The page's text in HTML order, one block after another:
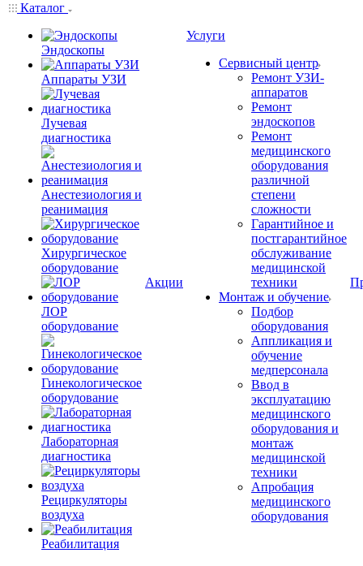
Каталог
Эндоскопы
Аппараты УЗИ
Лучевая
диагностика
Анестезиология и
реанимация
Хирургическое
оборудование
ЛОР
оборудование
Гинекологическое
оборудование
Лабораторная
диагностика
Рециркуляторы
воздуха
Реабилитация
Акции
Услуги
Сервисный центр
Ремонт УЗИ-
аппаратов
Ремонт
эндоскопов
Ремонт
медицинского
оборудования
различной
степени
сложности
Гарантийное и
постгарантийное
обслуживание
медицинской
техники
Монтаж и обучение
Подбор
оборудования
Аппликация и
обучение
медперсонала
Ввод в
эксплуатацию
медицинского
оборудования и
монтаж
медицинской
техники
Апробация
медицинского
оборудования